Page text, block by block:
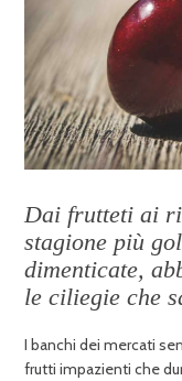
Dai frutteti ai
stagione più
dimenticate,
le ciliegie che
I banchi dei mercati
frutti impazienti che